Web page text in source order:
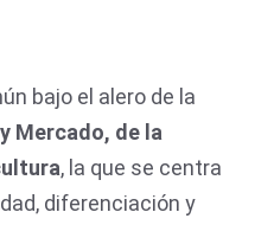
bajo el alero de la
Mercado, de la
, la que se centra
diferenciación y